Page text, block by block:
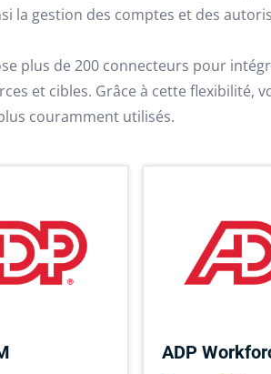
la gestion des comptes et des
plus de 200 connecteurs pour
et cibles. Grâce à cette flexibilité,
couramment utilisés.
ADP